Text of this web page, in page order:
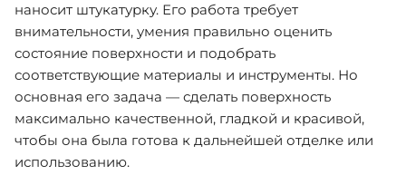
наносит штукатурку. Его работа требует
внимательности, умения правильно оценить
состояние поверхности и подобрать
соответствующие материалы и инструменты. Но
основная его задача — сделать поверхность
максимально качественной, гладкой и красивой,
чтобы она была готова к дальнейшей отделке или
использованию.